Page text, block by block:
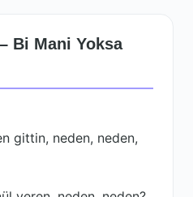
Bi Mani Yoksa
gittin, neden, neden,